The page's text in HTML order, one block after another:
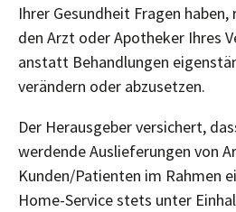
Ihrer Gesundheit Fragen
den Arzt oder Apotheker Ihres
anstatt Behandlungen
verändern oder abzusetzen.
Der Herausgeber versichert,
werdende Auslieferungen von
Kunden/Patienten im Rahmen
Home-Service stets unter